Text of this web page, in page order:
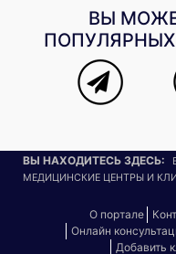
ВЫ
ВЫ НАХОДИТЕСЬ ЗДЕСЬ:
МЕДИЦИНСКИЕ ЦЕНТРЫ И
О портале
Онлайн
Добавить